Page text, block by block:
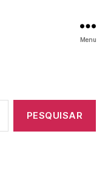
Menu